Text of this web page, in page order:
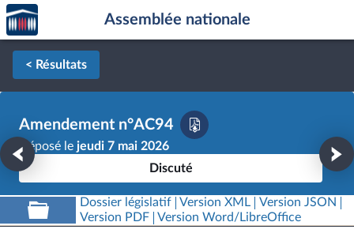
Aller au contenu
Aller en bas de la page
Accèder
à la
page
d'accueil
Assemblée nationale
< Résultats
Amendement n°AC94
Déposé le jeudi 7 mai 2026
Discuté
Dossier législatif Version XML
Version JSON
Version PDF
Version Word/LibreOffice